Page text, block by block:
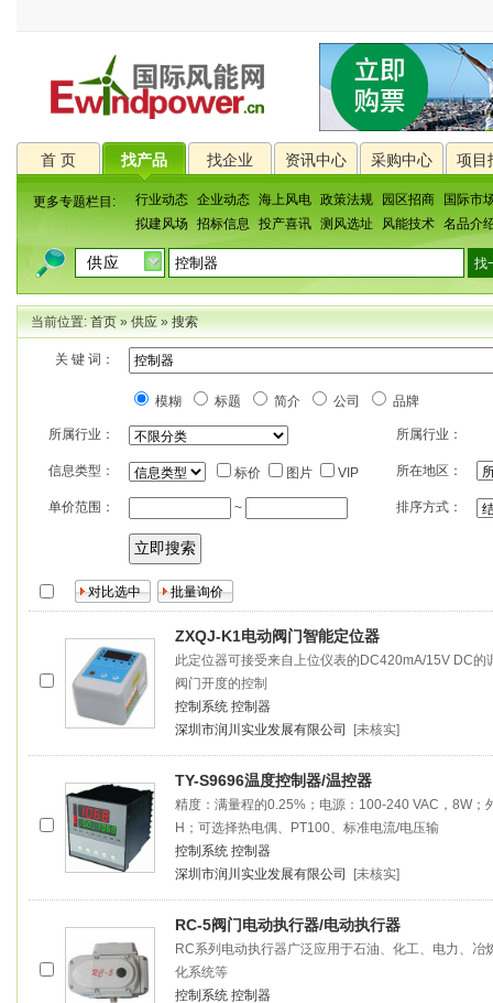
首 页 找产品 找企业 资讯中心 采购中心 项目
更多专题栏目: 行业动态 企业动态 海上风电 政策法规 园区招商
国际市
拟建风场
招标信息 投产喜讯 测风选址 风能技术 名品介
当前位置:首页»供应»搜索
关 键 词：
模糊 标题 简介 公司 品牌
所属行业： 所属行业：
信息类型： 标价 图片 VIP 所在地区：
单价范围： ~ 排序方式：
ZXQJ-K1电动阀门智能定位器
此定位器可接受来自上位仪表的DC420mA/15V DC
阀门开度的控制
控制系统 控制器
深圳市润川实业发展有限公司
[未核实]
TY-S9696温度控制器/温控器
精度：满量程的0.25%；电源：100-240 VAC，8W
H；可选择热电偶、PT100、标准电流/电压输
控制系统 控制器
深圳市润川实业发展有限公司
[未核实]
RC-5阀门电动执行器/电动执行器
RC系列电动执行器广泛应用于石油、化工、电力、
化系统等
控制系统 控制器